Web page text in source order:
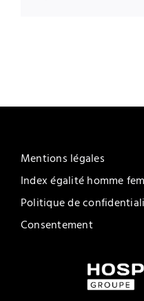
Mentions légales
Index égalité homme
Politique de
Consentement